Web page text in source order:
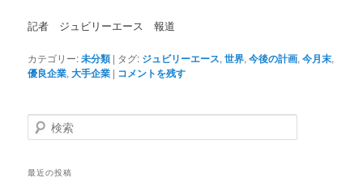
記者 ジュビリーエース 報道
カテゴリー:未分類 | タグ: ジュビリーエース,世界,今後の計画,今月末,
優良企業,大手企業 | コメントを残す
検
索
最近の投稿